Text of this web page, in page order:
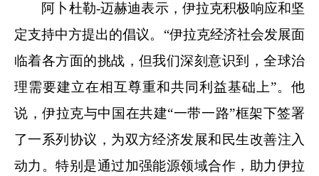
阿卜杜勒-迈赫迪表示，伊拉克积极响应和坚
定支持中方提出的倡议。“伊拉克经济社会发展面
临着各方面的挑战，但我们深刻意识到，全球治
理需要建立在相互尊重和共同利益基础上”。他
说，伊拉克与中国在共建“一带一路”框架下签署
了一系列协议，为双方经济发展和民生改善注入
动力。特别是通过加强能源领域合作，助力伊拉